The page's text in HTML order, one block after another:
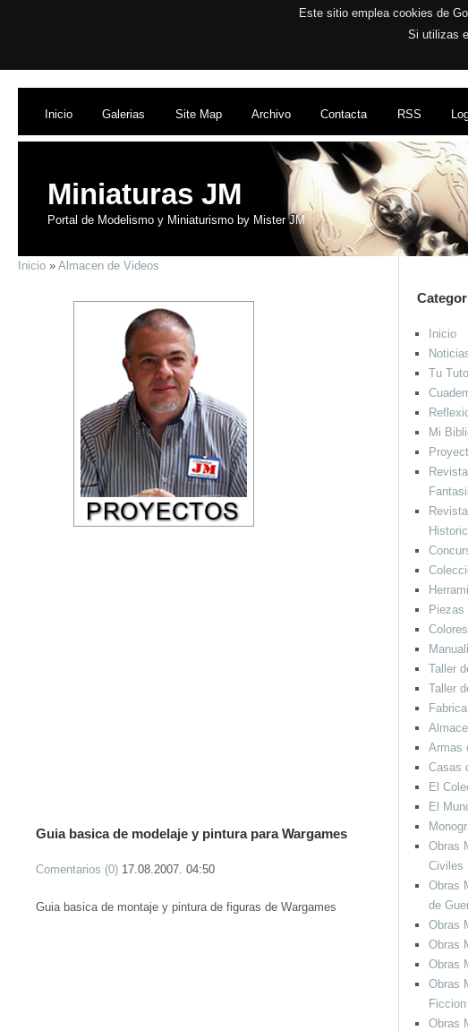
Este sitio emplea cookies de
Si utilizas
Inicio Galerias Site Map Archivo Contacta RSS
Miniaturas JM
Portal de Modelismo y Miniaturismo by Mister JM
Inicio » Almacen de Videos
Guia basica de modelaje y pintura para Wargames
Comentarios (0) 17.08.2007. 04:50
Guia basica de montaje y pintura de figuras de Wargames
Inicio
Tu
Mi
Piezas
Taller
Taller
Armas
Casas
El
El
Obras
Civiles
Obras
de
Obras
Obras
Obras
Obras
Ficcion
Obras